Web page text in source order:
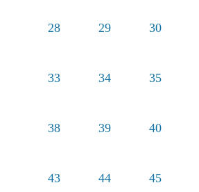
28 29 30
33 34 35
38 39 40
43 44 45